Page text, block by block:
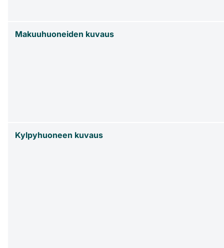
Makuuhuoneiden kuvaus
Kylpyhuoneen kuvaus